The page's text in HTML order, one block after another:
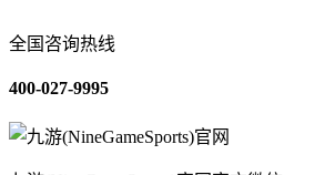
全国咨询热线
400-027-9995